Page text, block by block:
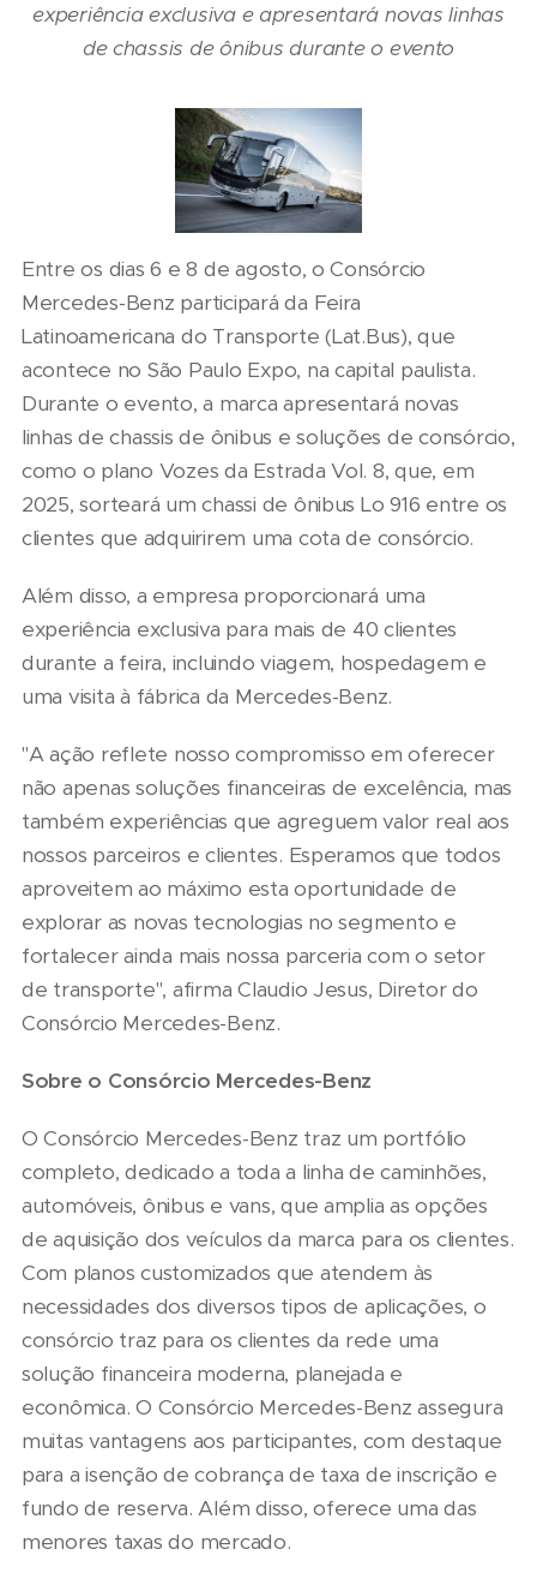
experiência exclusiva e apresentará novas linhas
de chassis de ônibus durante o evento
Entre os dias 6 e 8 de agosto, o Consórcio
Mercedes-Benz participará da Feira
Latinoamericana do Transporte (Lat.Bus), que
acontece no São Paulo Expo, na capital paulista.
Durante o evento, a marca apresentará novas
linhas de chassis de ônibus e soluções de consórcio,
como o plano Vozes da Estrada Vol. 8, que, em
2025, sorteará um chassi de ônibus Lo 916 entre os
clientes que adquirirem uma cota de consórcio.
Além disso, a empresa proporcionará uma
experiência exclusiva para mais de 40 clientes
durante a feira, incluindo viagem, hospedagem e
uma visita à fábrica da Mercedes-Benz.
"A ação reflete nosso compromisso em oferecer
não apenas soluções financeiras de excelência, mas
também experiências que agreguem valor real aos
nossos parceiros e clientes. Esperamos que todos
aproveitem ao máximo esta oportunidade de
explorar as novas tecnologias no segmento e
fortalecer ainda mais nossa parceria com o setor
de transporte", afirma Claudio Jesus, Diretor do
Consórcio Mercedes-Benz.
Sobre o Consórcio Mercedes-Benz
O Consórcio Mercedes-Benz traz um portfólio
completo, dedicado a toda a linha de caminhões,
automóveis, ônibus e vans, que amplia as opções
de aquisição dos veículos da marca para os clientes.
Com planos customizados que atendem às
necessidades dos diversos tipos de aplicações, o
consórcio traz para os clientes da rede uma
solução financeira moderna, planejada e
econômica. O Consórcio Mercedes-Benz assegura
muitas vantagens aos participantes, com destaque
para a isenção de cobrança de taxa de inscrição e
fundo de reserva. Além disso, oferece uma das
menores taxas do mercado.